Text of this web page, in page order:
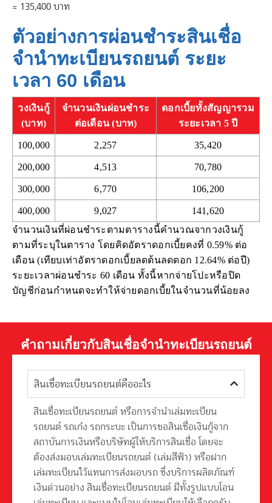
= 135,400 บาท
ตัวอย่างการผ่อนชำระสินเชื่อ
จำนำทะเบียนรถยนต์ ระยะ
เวลา 60 เดือน
วงเงินกู้
(บาท)
จำนวนเงินผ่อนชำระ
ต่อเดือน (บาท)
ดอกเบี้ยทั้งสัญญารวม
ระยะเวลา 5 ปี
100,000 2,257 35,420
200,000 4,513 70,780
300,000 6,770 106,200
400,000 9,027
141,620
จำนวนเงินที่ผ่อนชำระตามตารางนี้คำนวณจากวงเงินกู้
ตามที่ระบุในตาราง โดยคิดอัตราดอกเบี้ยคงที่ 0.59% ต่อ
เดือน (เทียบเท่าอัตราดอกเบี้ยลดต้นลดดอก 12.64% ต่อปี)
ระยะเวลาผ่อนชำระ 60 เดือน ทั้งนี้หากจ่ายโปะหรือปิด
บัญชีก่อนกำหนดจะทำให้จ่ายดอกเบี้ยในจำนวนที่น้อยลง
คำถามเกี่ยวกับสินเชื่อจำนำทะเบียนรถยนต์
สินเชื่อทะเบียนรถยนต์คืออะไร
สินเชื่อทะเบียนรถยนต์ หรือการจํานําเล่มทะเบียน
รถยนต์ รถเก๋ง รถกระบะ เป็นการขอสินเชื่อเงินกู้จาก
สถาบันการเงินหรือบริษัทผู้ให้บริการสินเชื่อ โดยจะ
ต้องส่งมอบเล่มทะเบียนรถยนต์ (เล่มสีฟ้า) หรือฝาก
เล่มทะเบียนไว้แทนการส่งมอบรถ ซึ่งบริการผลิตภัณฑ์
เงินด่วนอย่าง สินเชื่อทะเบียนรถยนต์ มีทั้งรูปแบบโอน